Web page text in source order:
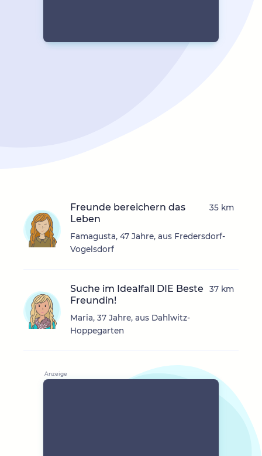
Freunde bereichern das
Leben
Famagusta, 47 Jahre, aus Fredersdorf-
Vogelsdorf
35 km
Suche im Idealfall DIE Beste
Freundin!
Maria, 37 Jahre, aus Dahlwitz-
Hoppegarten
37 km